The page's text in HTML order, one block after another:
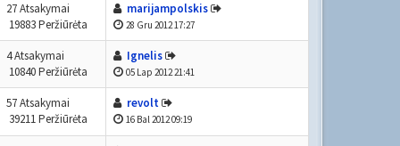
27 Atsakymai
19883 Peržiūrėta
marijampolskis
28 Gru 2012 17:27
4 Atsakymai
10840 Peržiūrėta
Ignelis
05 Lap 2012 21:41
57 Atsakymai
39211 Peržiūrėta
revolt
16 Bal 2012 09:19